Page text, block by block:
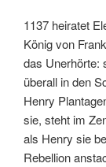
1137 heiratet
König von
das Unerhörte:
überall in den
Henry
sie, steht im
als Henry sie
Rebellion